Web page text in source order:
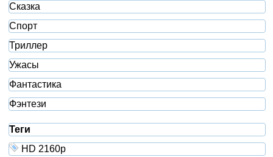
Сказка
Спорт
Триллер
Ужасы
Фантастика
Фэнтези
Теги
HD 2160р